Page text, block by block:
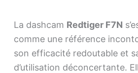
La dashcam Redtiger F7N
comme une référence
son efficacité redoutable et
d’utilisation déconcertante.